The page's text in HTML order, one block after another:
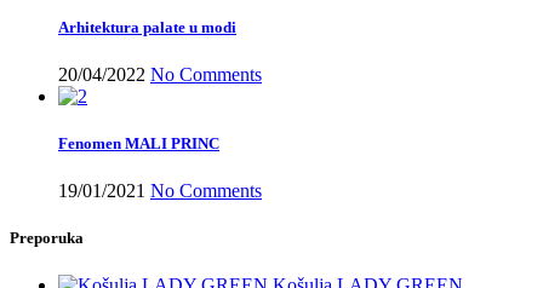
Arhitektura palate u modi
20/04/2022 No Comments
Fenomen MALI PRINC
19/01/2021 No Comments
Preporuka